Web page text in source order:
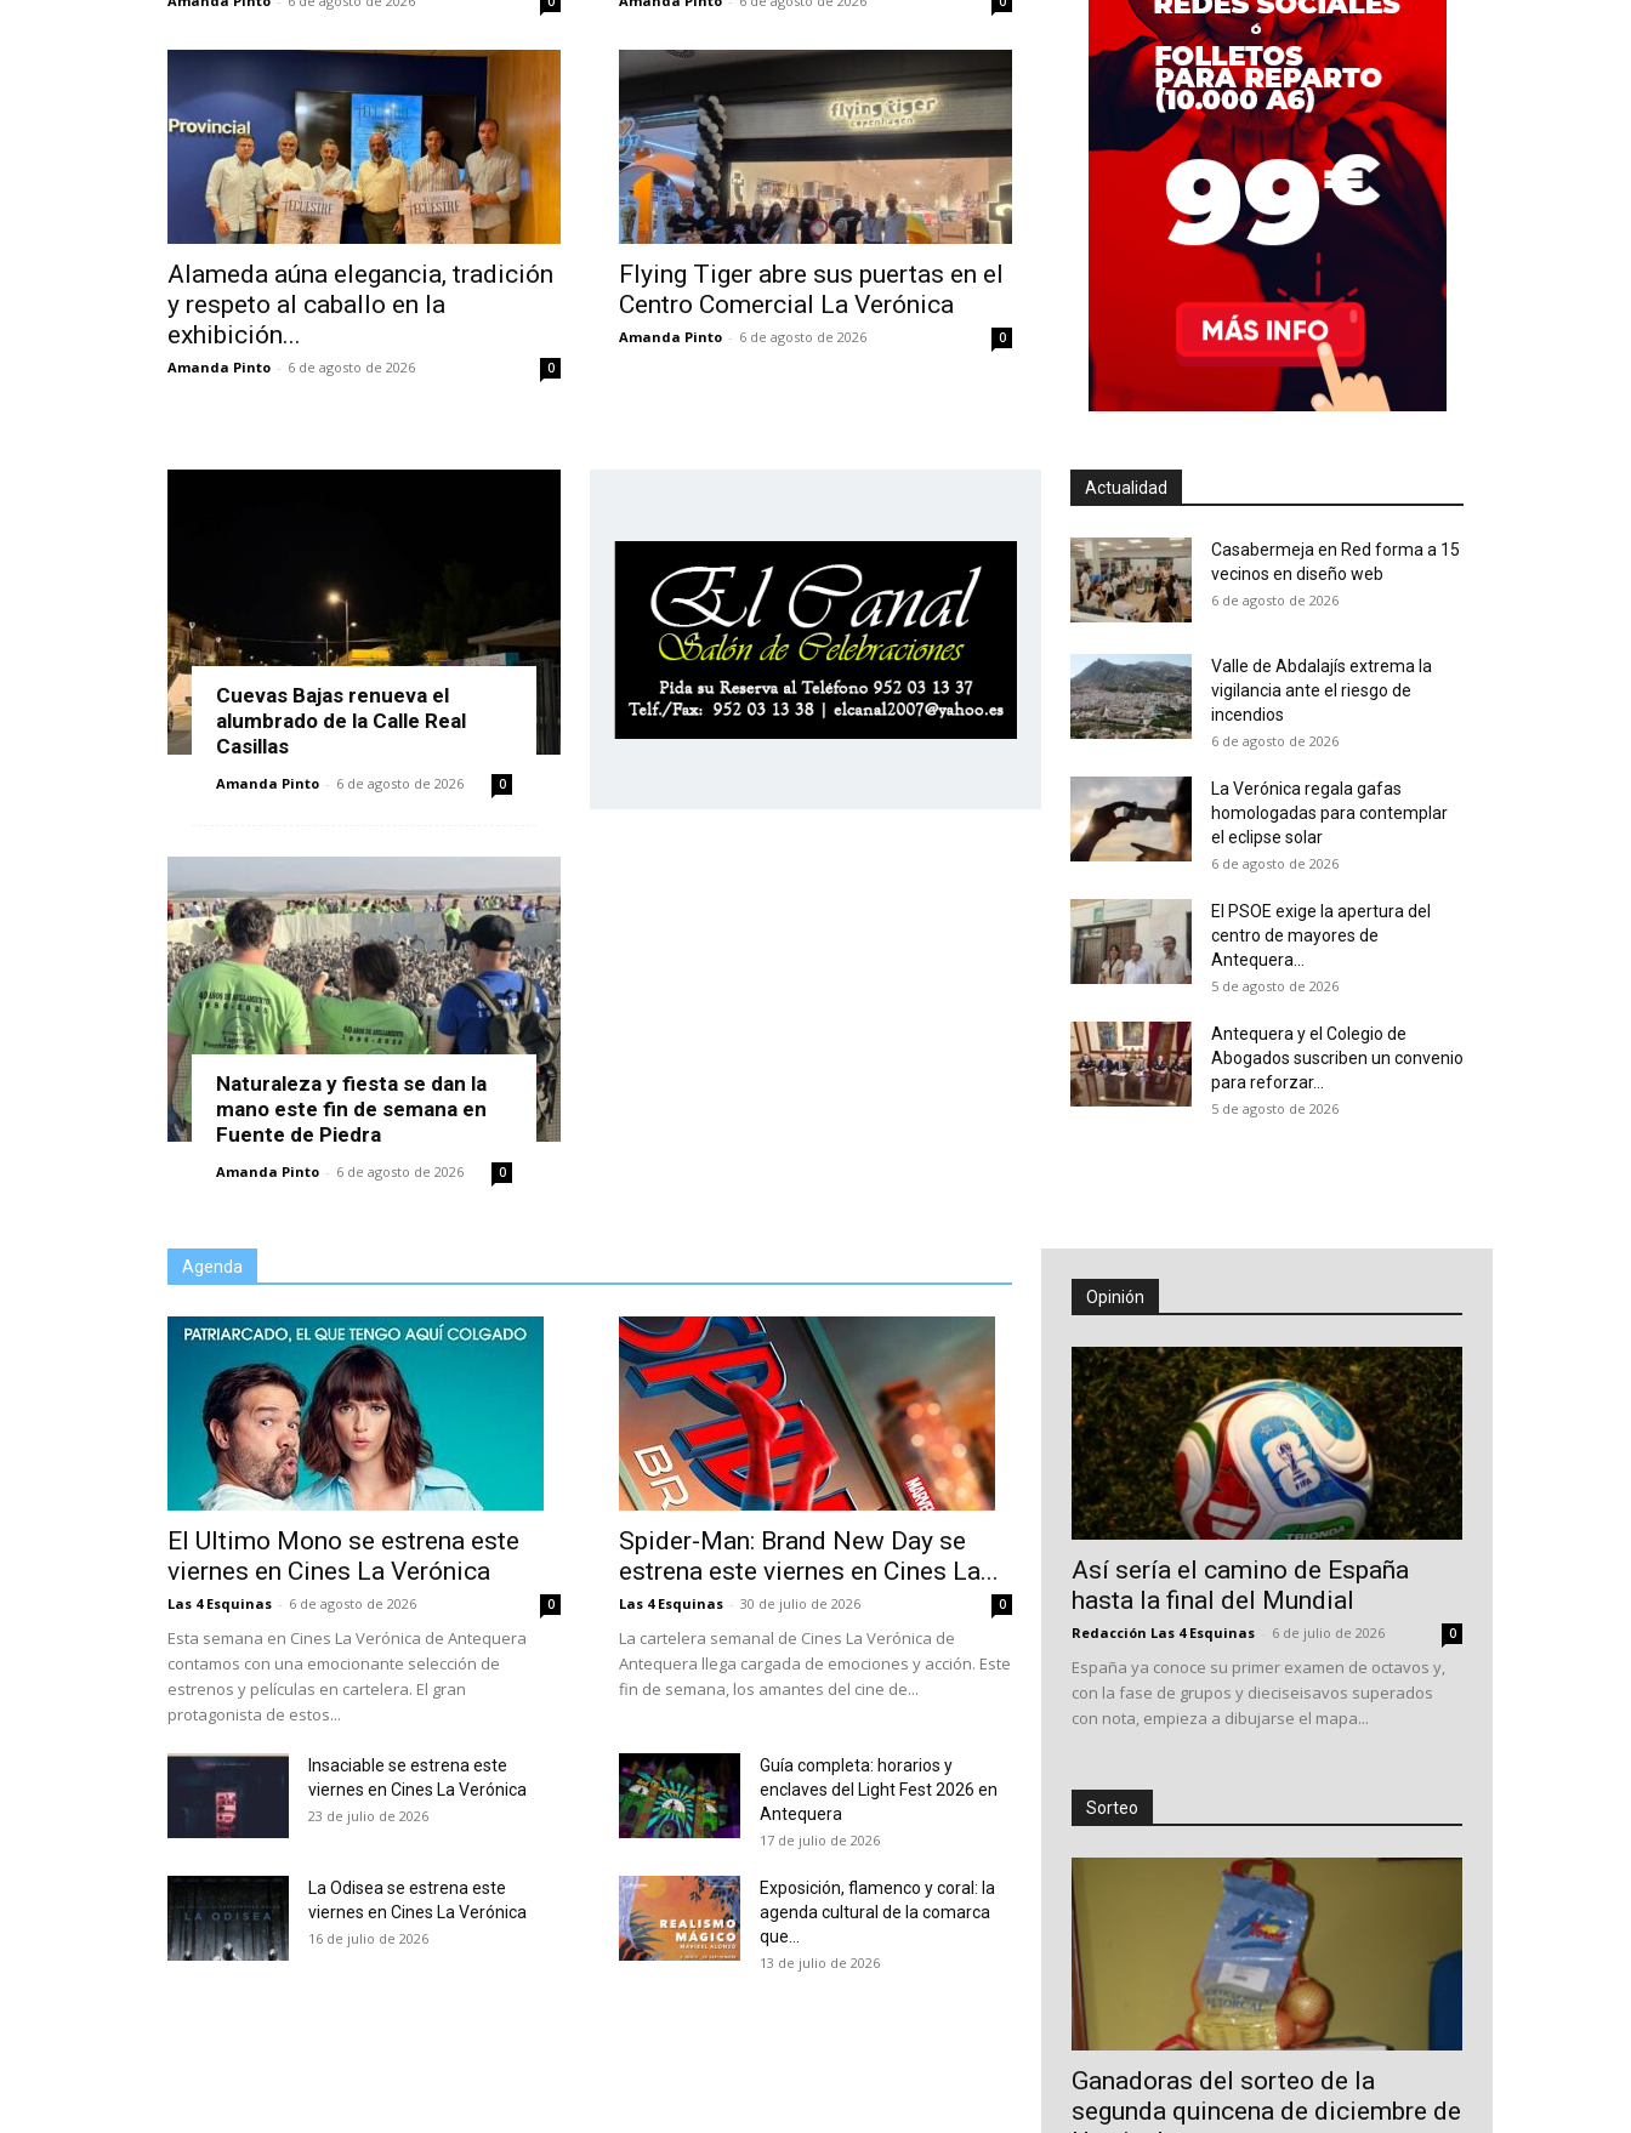
Alameda aúna elegancia, tradición
y respeto al caballo en la
exhibición...
Amanda Pinto - 6 de agosto de 2026 0
Flying Tiger abre sus puertas en el
Centro Comercial La Verónica
Amanda Pinto - 6 de agosto de 2026 0
Cuevas Bajas renueva el
alumbrado de la Calle Real
Casillas
Amanda Pinto - 6 de agosto de 2026 0
Naturaleza y fiesta se dan la
mano este fin de semana en
Fuente de Piedra
Amanda Pinto - 6 de agosto de 2026 0
Actualidad
Casabermeja en Red forma a 15
vecinos en diseño web
6 de agosto de 2026
Valle de Abdalajís extrema la
vigilancia ante el riesgo de
incendios
6 de agosto de 2026
La Verónica regala gafas
homologadas para contemplar
el eclipse solar
6 de agosto de 2026
El PSOE exige la apertura del
centro de mayores de
Antequera...
5 de agosto de 2026
Antequera y el Colegio de
Abogados suscriben un convenio
para reforzar...
5 de agosto de 2026
Agenda
El Ultimo Mono se estrena este
viernes en Cines La Verónica
Las 4 Esquinas - 6 de agosto de 2026 0
Esta semana en Cines La Verónica de Antequera
contamos con una emocionante selección de
estrenos y películas en cartelera. El gran
protagonista de estos...
Spider-Man: Brand New Day se
estrena este viernes en Cines La...
Las 4 Esquinas - 30 de julio de 2026 0
La cartelera semanal de Cines La Verónica de
Antequera llega cargada de emociones y acción. Este
fin de semana, los amantes del cine de...
Insaciable se estrena este
viernes en Cines La Verónica
23 de julio de 2026
Guía completa: horarios y
enclaves del Light Fest 2026 en
Antequera
17 de julio de 2026
La Odisea se estrena este
viernes en Cines La Verónica
16 de julio de 2026
Exposición, flamenco y coral: la
agenda cultural de la comarca
que...
13 de julio de 2026
Opinión
Así sería el camino de España
hasta la final del Mundial
Redacción Las 4 Esquinas 6 de julio de 2026 0
España ya conoce su primer examen de octavos y,
con la fase de grupos y dieciseisavos superados
con nota, empieza a dibujarse el mapa...
Sorteo
Ganadoras del sorteo de la
segunda quincena de diciembre de